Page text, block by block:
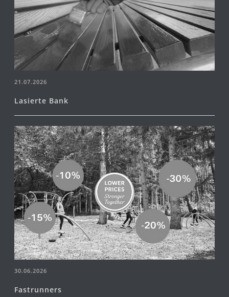
21.07.2026
Lasierte Bank
30.06.2026
Fastrunners